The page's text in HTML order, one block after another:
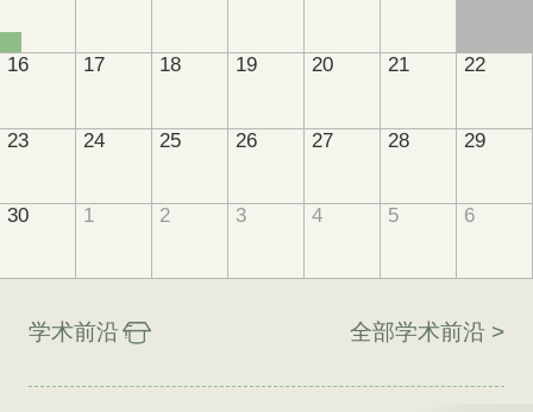
16 17 18 19 20 21 22
23 24 25 26 27 28 29
30 1 2 3 4 5 6
学术前沿 全部学术前沿 >